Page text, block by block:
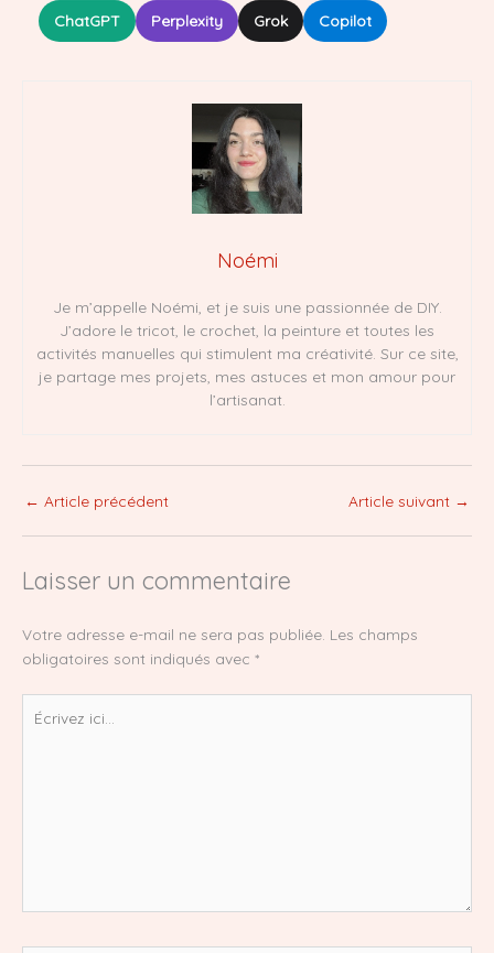
ChatGPT Perplexity Grok Copilot
Noémi
Je m’appelle Noémi, et je suis une passionnée de DIY.
J’adore le tricot, le crochet, la peinture et toutes les
activités manuelles qui stimulent ma créativité. Sur ce site,
je partage mes projets, mes astuces et mon amour pour
l’artisanat.
← Article précédent Article suivant →
Laisser un commentaire
Votre adresse e-mail ne sera pas publiée. Les champs
obligatoires sont indiqués avec *
ici…